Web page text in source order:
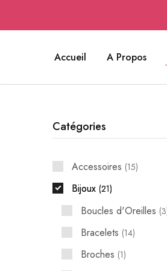
Accueil A Propos
Catégories
Accessoires 15
Bijoux 21
Boucles d'Oreilles 3
Bracelets 14
Broches 1